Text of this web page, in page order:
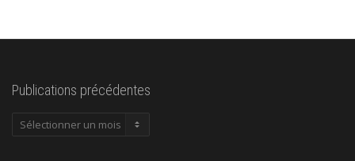
Publications précédentes
Publications